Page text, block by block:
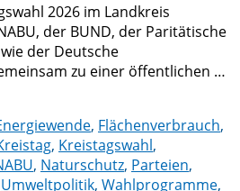
2026 im Landkreis
der BUND, der Paritätische
der Deutsche
zu einer öffentlichen …
, Flächenverbrauch,
, Kreistagswahl,
, Naturschutz, Parteien,
Umweltpolitik, Wahlprogramme,